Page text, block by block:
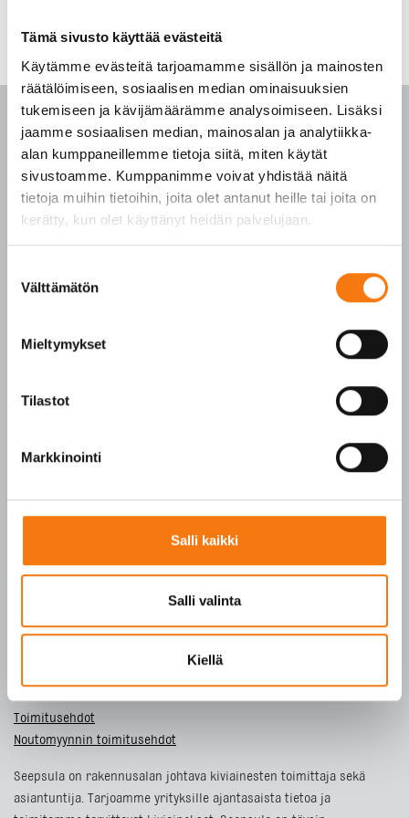
Tämä sivusto käyttää evästeitä
Käytämme evästeitä tarjoamamme sisällön ja mainosten
räätälöimiseen, sosiaalisen median ominaisuuksien
tukemiseen ja kävijämäärämme analysoimiseen. Lisäksi
jaamme sosiaalisen median, mainosalan ja analytiikka-
alan kumppaneillemme tietoja siitä, miten käytät
sivustoamme. Kumppanimme voivat yhdistää näitä
tietoja muihin tietoihin, joita olet antanut heille tai joita on
kerätty, kun olet käyttänyt heidän palvelujaan.
valinta
Välttämätön
Mieltymykset
Tilastot
Markkinointi
Salli kaikki
Salli valinta
Kiellä
PALVELUKESKUS
p. 010 3911 900
Tilaukset arkisin klo 7–16
Y-tunnus 3609611-2
ETUSIVU
Toimitusehdot
Noutomyynnin toimitusehdot
Seepsula on rakennusalan johtava kiviainesten toimittaja sekä
asiantuntija. Tarjoamme yrityksille ajantasaista tietoa ja